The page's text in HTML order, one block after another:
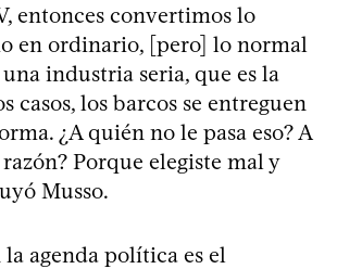
entonces convertimos lo
en ordinario, [pero] lo normal
industria seria, que es la
casos, los barcos se entreguen
¿A quién no le pasa eso? A
Porque elegiste mal y
Musso.
agenda política es el